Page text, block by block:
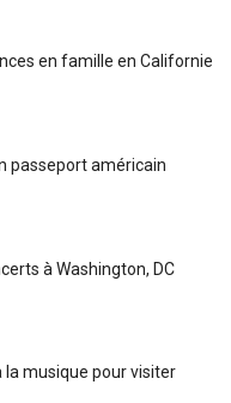
en famille en Californie
passeport américain
à Washington, DC
la musique pour visiter